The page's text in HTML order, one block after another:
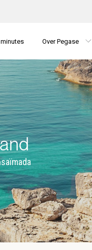
Over Pegase